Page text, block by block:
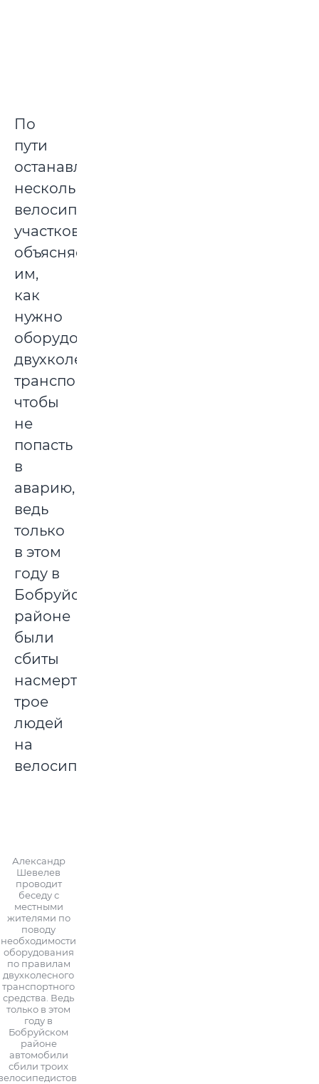
По
пути
останавливаем
нескольких
велосипедистов:
участковый
объясняет
им,
как
нужно
оборудовать
двухколесный
транспорт,
чтобы
не
попасть
в
аварию,
ведь
только
в этом
году в
Бобруйском
районе
были
сбиты
насмерть
трое
людей
на
велосипедах.
Александр
Шевелев
проводит
беседу с
местными
жителями по
поводу
необходимости
оборудования
по правилам
двухколесного
транспортного
средства. Ведь
только в этом
году в
Бобруйском
районе
автомобили
сбили троих